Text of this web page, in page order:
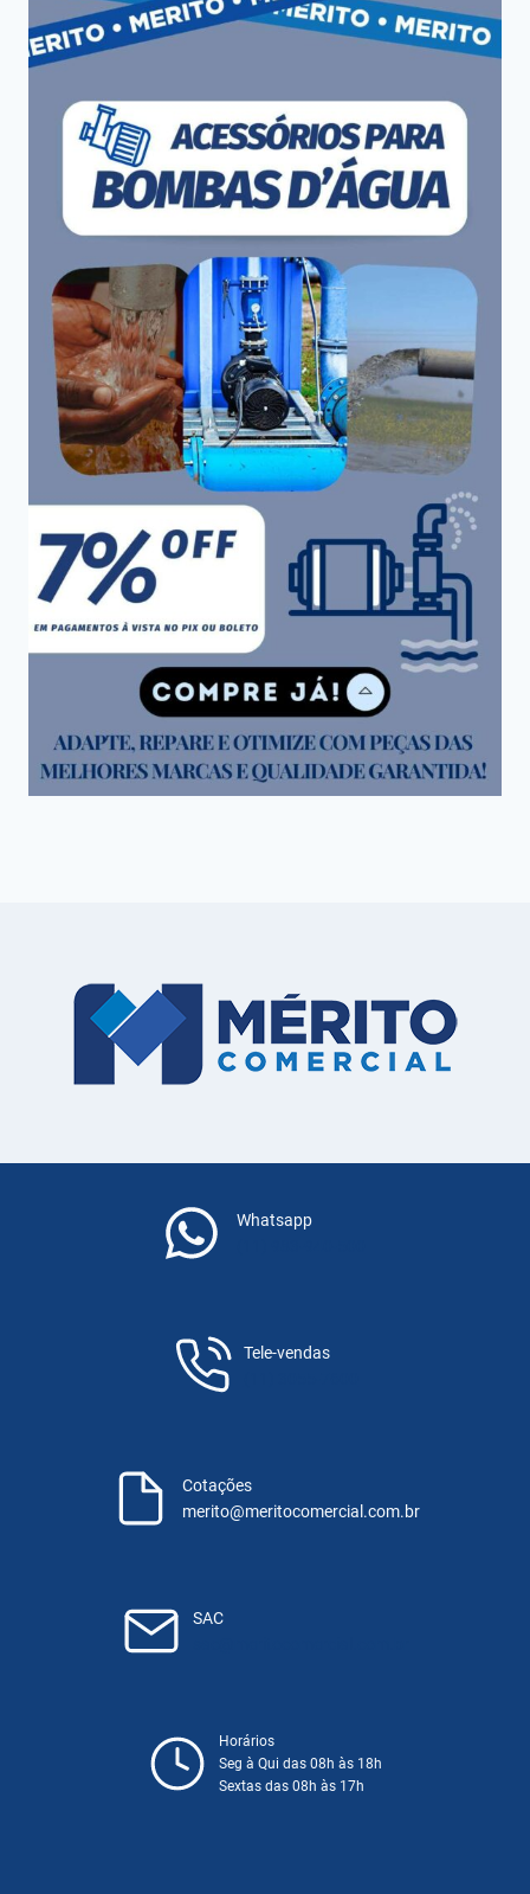
Whatsapp
Tele-vendas
Cotações
merito@meritocomercial.com.br
SAC
Horários
Seg à Qui das 08h às 18h
Sextas das 08h às 17h